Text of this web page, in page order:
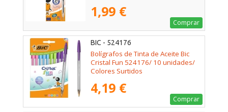
1,99 €
Comprar
BIC - 524176
Bolígrafos de Tinta de Aceite Bic
Cristal Fun 524176/ 10 unidades/
Colores Surtidos
4,19 €
Comprar